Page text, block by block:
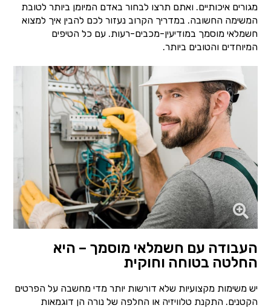
מגורים איכותיים. ואתם תרצו לבחור באדם המיומן ביותר לטובת
המשימה החשובה. במדריך הקרוב נעזור לכם להבין איך למצוא
חשמלאי מוסמך במודיעין-מכבים-רעות. עם כל הטיפים
המיוחדים והטובים ביותר.
העבודה עם חשמלאי מוסמך – היא
החלטה בטוחה וחוקית
יש משימות מקצועיות שלא דורשות יותר מדי מחשבה על הפרטים
הקטנים. התקנת טלוויזיה או החלפה של נורה הן דוגמאות